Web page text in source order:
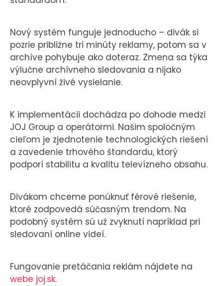
Nový systém funguje jednoducho – divák si
pozrie približne tri minúty reklamy, potom sa v
archíve pohybuje ako doteraz. Zmena sa týka
výlučne archívneho sledovania a nijako
neovplyvní živé vysielanie.
K implementácii dochádza po dohode medzi
JOJ Group a operátormi. Našim spoločným
cieľom je zjednotenie technologických riešení
a zavedenie trhového štandardu, ktorý
podporí stabilitu a kvalitu televízneho obsahu.
Divákom chceme ponúknuť férové riešenie,
ktoré zodpovedá súčasným trendom. Na
podobný systém sú už zvyknutí napríklad pri
sledovaní online videí.
Fungovanie pretáčania reklám nájdete na
webe joj.sk.